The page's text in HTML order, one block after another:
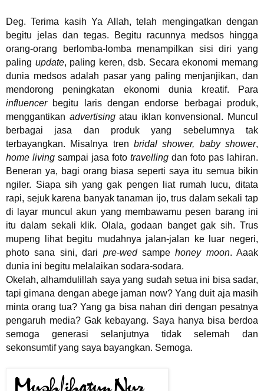
Deg. Terima kasih Ya Allah, telah mengingatkan dengan
begitu jelas dan tegas. Begitu racunnya medsos hingga
orang-orang berlomba-lomba menampilkan sisi diri yang
paling update, paling keren, dsb. Secara ekonomi memang
dunia medsos adalah pasar yang paling menjanjikan, dan
mendorong peningkatan ekonomi dunia kreatif. Para
influencerbegitu laris dengan endorse berbagai produk,
menggantikan advertisingatau iklan konvensional. Muncul
berbagai jasa dan produk yang sebelumnya tak
terbayangkan. Misalnya tren bridal shower, baby shower,
home living sampai jasa foto travelling dan foto pas lahiran.
Beneran ya, bagi orang biasa seperti saya itu semua bikin
ngiler. Siapa sih yang gak pengen liat rumah lucu, ditata
rapi, sejuk karena banyak tanaman ijo, trus dalam sekali tap
di layar muncul akun yang membawamu pesen barang ini
itu dalam sekali klik. Olala, godaan banget gak sih. Trus
mupeng lihat begitu mudahnya jalan-jalan ke luar negeri,
photo sana sini, dari pre-wedsampehoney moon. Aaak
dunia ini begitu melalaikan sodara-sodara.
Okelah, alhamdulillah saya yang sudah setua ini bisa sadar,
tapi gimana dengan abege jaman now? Yang duit aja masih
minta orang tua? Yang ga bisa nahan diri dengan pesatnya
pengaruh media? Gak kebayang. Saya hanya bisa berdoa
semoga generasi selanjutnya tidak selemah dan
sekonsumtif yang saya bayangkan. Semoga.